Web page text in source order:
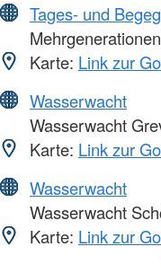
Tages- und
Karte: Link zur
Wasserwacht
Wasserwacht
Karte: Link zur
Wasserwacht
Wasserwacht
Karte: Link zur